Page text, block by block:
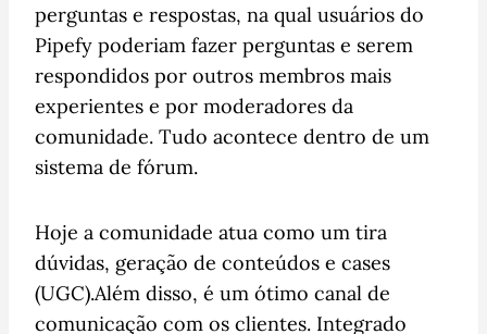
perguntas e respostas, na qual usuários do
Pipefy poderiam fazer perguntas e serem
respondidos por outros membros mais
experientes e por moderadores da
comunidade. Tudo acontece dentro de um
sistema de fórum.
Hoje a comunidade atua como um tira
dúvidas, geração de conteúdos e cases
(UGC).Além disso, é um ótimo canal de
comunicação com os clientes. Integrado